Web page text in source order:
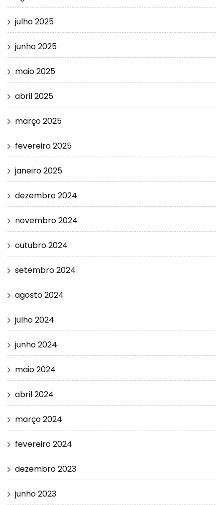
julho 2025
junho 2025
maio 2025
abril 2025
março 2025
fevereiro 2025
janeiro 2025
dezembro 2024
novembro 2024
outubro 2024
setembro 2024
agosto 2024
julho 2024
junho 2024
maio 2024
abril 2024
março 2024
fevereiro 2024
dezembro 2023
junho 2023